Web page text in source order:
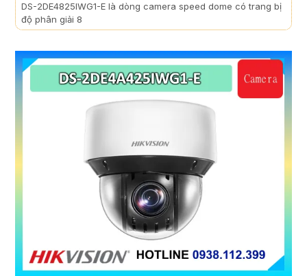
DS-2DE4825IWG1-E là dòng camera speed dome có trang bị
độ phân giải 8